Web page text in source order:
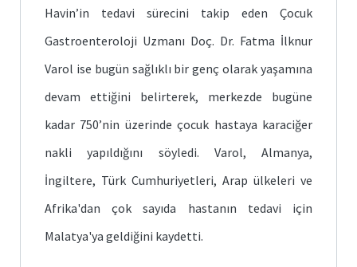
Havin’in tedavi sürecini takip eden Çocuk
Gastroenteroloji Uzmanı Doç. Dr. Fatma İlknur
Varol ise bugün sağlıklı bir genç olarak yaşamına
devam ettiğini belirterek, merkezde bugüne
kadar 750’nin üzerinde çocuk hastaya karaciğer
nakli yapıldığını söyledi. Varol, Almanya,
İngiltere, Türk Cumhuriyetleri, Arap ülkeleri ve
Afrika'dan çok sayıda hastanın tedavi için
Malatya'ya geldiğini kaydetti.